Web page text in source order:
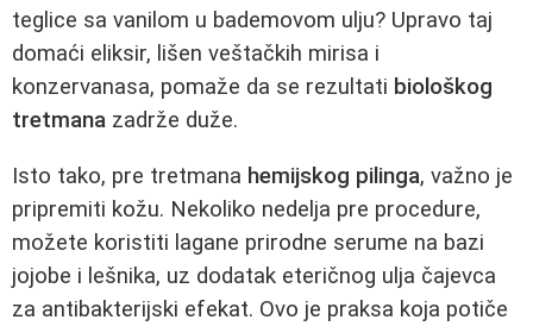
teglice sa vanilom u bademovom ulju? Upravo taj
domaći eliksir, lišen veštačkih mirisa i
konzervanasa, pomaže da se rezultati biološkog
tretmana zadrže duže.
Isto tako, pre tretmana hemijskog pilinga, važno je
pripremiti kožu. Nekoliko nedelja pre procedure,
možete koristiti lagane prirodne serume na bazi
jojobe i lešnika, uz dodatak eteričnog ulja čajevca
za antibakterijski efekat. Ovo je praksa koja potiče